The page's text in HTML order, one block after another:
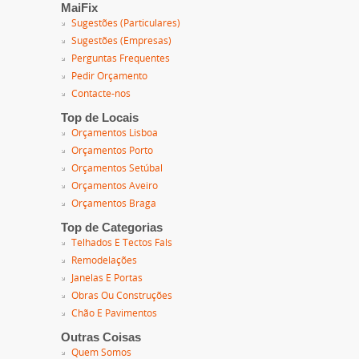
MaiFix
Sugestões (Particulares)
Sugestões (Empresas)
Perguntas Frequentes
Pedir Orçamento
Contacte-nos
Top de Locais
Orçamentos Lisboa
Orçamentos Porto
Orçamentos Setúbal
Orçamentos Aveiro
Orçamentos Braga
Top de Categorias
Telhados E Tectos Fals
Remodelações
Janelas E Portas
Obras Ou Construções
Chão E Pavimentos
Outras Coisas
Quem Somos